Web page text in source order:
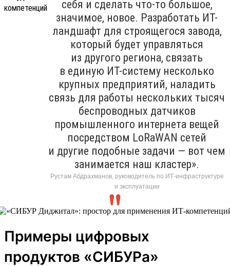
себя и сделать что-то большое,
значимое, новое. Разработать ИТ-
ландшафт для строящегося завода,
который будет управляться
из другого региона, связать
в единую ИТ-систему несколько
крупных предприятий, наладить
связь для работы нескольких тысяч
беспроводных датчиков
промышленного интернета вещей
посредством LoRaWAN сетей
и другие подобные задачи — вот чем
занимается наш кластер».
Рустам Абдрахманов, руководитель по ИТ-инфраструктуре
и эксплуатации
Примеры цифровых
продуктов «СИБУРа»